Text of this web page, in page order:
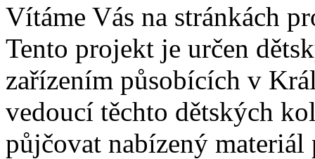
Vítáme Vás na stránkách
Tento projekt je určen
zařízením působících v
vedoucí těchto dětských
půjčovat nabízený